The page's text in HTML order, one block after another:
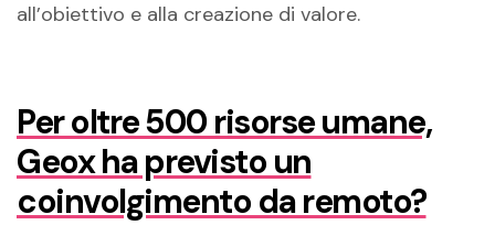
all’obiettivo e alla creazione di valore.
Per oltre 500 risorse umane,
Geox ha previsto un
coinvolgimento da remoto?